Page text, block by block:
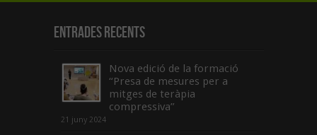
Entrades recents
Nova edició de la formació
“Presa de mesures per a
mitges de teràpia
compressiva”
21 juny 2024